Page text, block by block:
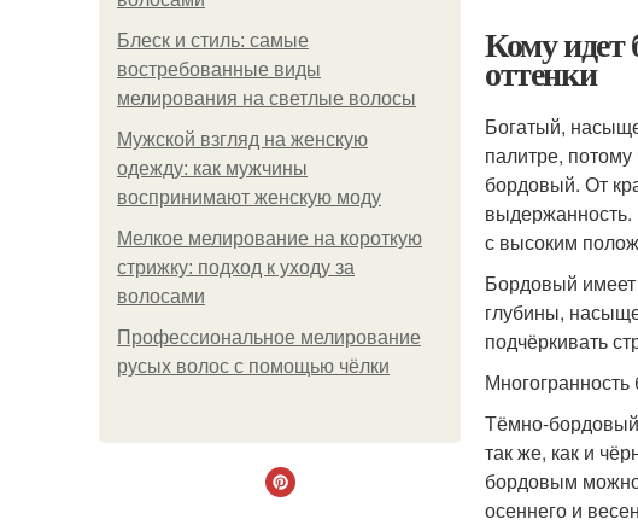
Блеск и стиль: самые
востребованные виды
мелирования на светлые волосы
Мужской взгляд на женскую
одежду: как мужчины
воспринимают женскую моду
Мелкое мелирование на короткую
стрижку: подход к уходу за
волосами
Профессиональное мелирование
русых волос с помощью чёлки
Кому идет
оттенки
Богатый,
палитре,
бордовый. От
с высоким
Бордовый имеет
глубины,
подчёркивать
Тёмно-
так же, как и
бордовым
осеннего и